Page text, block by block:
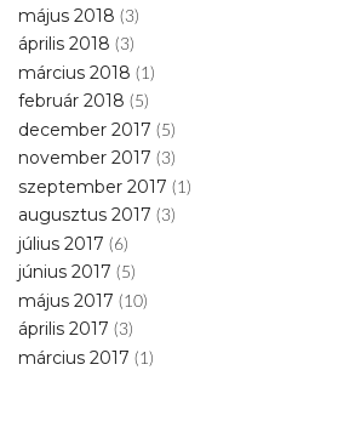
május 2018 (3)
április 2018 (3)
március 2018 (1)
február 2018 (5)
december 2017 (5)
november 2017 (3)
szeptember 2017 (1)
augusztus 2017 (3)
július 2017 (6)
június 2017 (5)
május 2017 (10)
április 2017 (3)
március 2017 (1)